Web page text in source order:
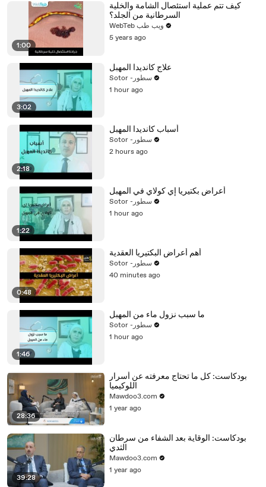
1:00
كيف تتم عملية استئصال الشامة والخلية
السرطانية من الجلد؟
WebTeb ويب طب
5 years ago
3:02
علاج كانديدا المهبل
Sotor -سطور
1 hour ago
2:18
أسباب كانديدا المهبل
Sotor -سطور
2 hours ago
1:22
أعراض بكتيريا إي كولاي في المهبل
Sotor -سطور
1 hour ago
0:48
أهم أعراض البكتيريا العقدية
Sotor -سطور
40 minutes ago
1:46
ما سبب نزول ماء من المهبل
Sotor -سطور
1 hour ago
28:36
بودكاست: كل ما تحتاج معرفته عن أسرار
اللوكيميا
Mawdoo3.com
1 year ago
39:28
بودكاست: الوقاية بعد الشفاء من سرطان
الثدي
Mawdoo3.com
1 year ago